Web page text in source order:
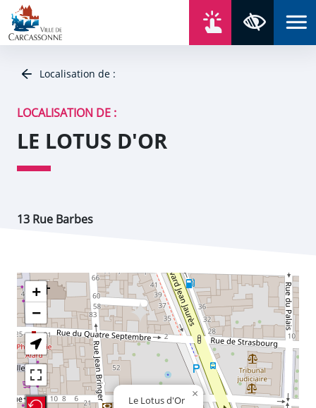
Aller au contenu
Aller au menu
Aller au plan du site
Aller à la recherche
Localisation de :
LOCALISATION DE :
LE LOTUS D'OR
13 Rue Barbes
Le Lotus d'Or ×
+
−
Panneau de gestion des cookies